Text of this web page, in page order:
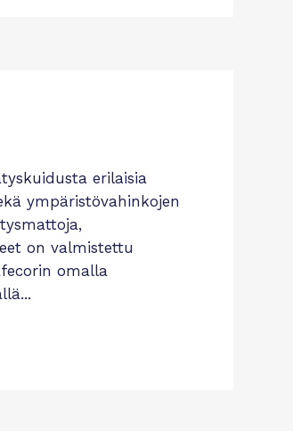
erilaisia
ympäristövahinkojen
on valmistettu
omalla